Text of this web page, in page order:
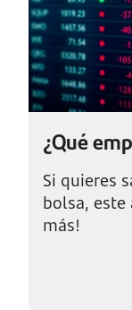
¿Qué
Si quieres
bolsa, este
más!